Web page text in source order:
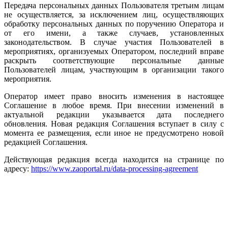
Передача персональных данных Пользователя третьим лицам
не осуществляется, за исключением лиц, осуществляющих
обработку персональных данных по поручению Оператора и
от его имени, а также случаев, установленных
законодательством. В случае участия Пользователей в
мероприятиях, организуемых Оператором, последний вправе
раскрыть соответствующие персональные данные
Пользователей лицам, участвующим в организации такого
мероприятия.
Оператор имеет право вносить изменения в настоящее
Соглашение в любое время. При внесении изменений в
актуальной редакции указывается дата последнего
обновления. Новая редакция Соглашения вступает в силу с
момента ее размещения, если иное не предусмотрено новой
редакцией Соглашения.
Действующая редакция всегда находится на странице по
адресу: https://www.zaoportal.ru/data-processing-agreement